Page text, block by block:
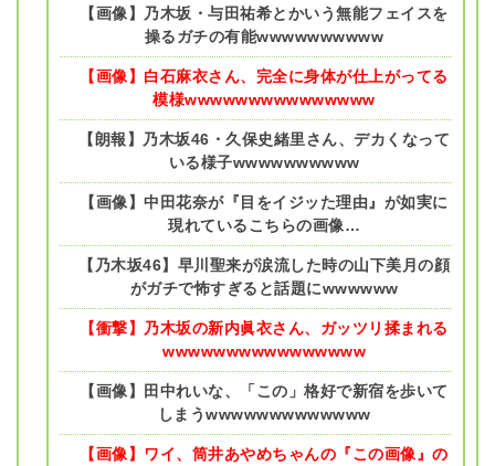
【画像】乃木坂・与田祐希とかいう無能フェイスを
操るガチの有能wwwwwwwwww
【画像】白石麻衣さん、完全に身体が仕上がってる
模様wwwwwwwwwwwwwww
【朗報】乃木坂46・久保史緒里さん、デカくなって
いる様子wwwwwwwwww
【画像】中田花奈が『目をイジッた理由』が如実に
現れているこちらの画像…
【乃木坂46】早川聖来が涙流した時の山下美月の顔
がガチで怖すぎると話題にwwwwww
【衝撃】乃木坂の新内眞衣さん、ガッツリ揉まれる
wwwwwwwwwwwwwwww
【画像】田中れいな、「この」格好で新宿を歩いて
しまうwwwwwwwwwwwww
【画像】ワイ、筒井あやめちゃんの『この画像』の